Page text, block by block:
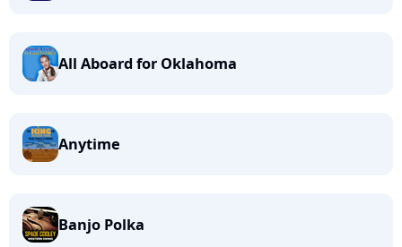
All Aboard for Oklahoma
Anytime
Banjo Polka